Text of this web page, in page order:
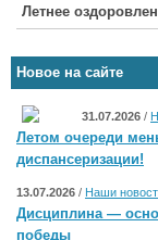
Летнее
Новое на сайте
31.07.2026 /
Летом очереди
диспансеризации!
13.07.2026 / Наши
Дисциплина —
победы